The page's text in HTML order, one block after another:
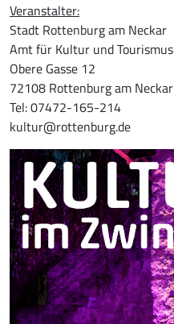
Veranstalter:
Stadt Rottenburg am Neckar
Amt für Kultur und Tourismus
Obere Gasse 12
72108 Rottenburg am Neckar
Tel: 07472-165-214
kultur@rottenburg.de